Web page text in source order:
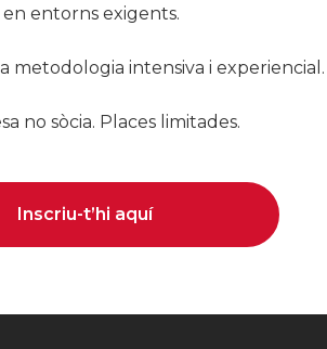
entorns exigents.
metodologia intensiva i experiencial.
no sòcia. Places limitades.
Inscriu-t’hi aquí